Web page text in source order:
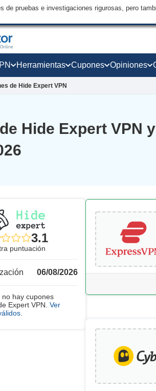
de pruebas e investigaciones rigurosas, pero
Herramientas Cupones Opiniones
de Hide Expert VPN
Hide Expert VPN
3.1
puntuación
06/08/2026
hay cupones
Expert VPN. Ver